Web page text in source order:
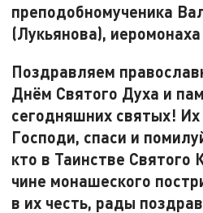
преподобномученика
(Лукьянова),
Поздравляем
Днём Святого Духа и
сегодняшних святых!
Господи, спаси и
кто в Таинстве Святого
чине монашеского
в их честь, рады